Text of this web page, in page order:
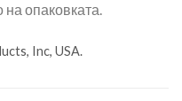
опаковката.
Inc, USA.